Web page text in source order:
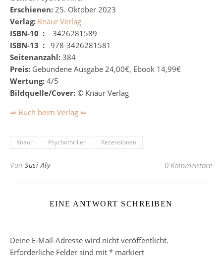
Erschienen: 25. Oktober 2023
Verlag: Knaur Verlag
ISBN-10 ‏ :
3426281589
ISBN-13 ‏ : 978-3426281581
Seitenanzahl: 384
Preis: Gebundene Ausgabe 24,00€, Ebook 14,99€
Wertung: 4/5
Bildquelle/Cover: © Knaur Verlag
⇒ Buch beim Verlag ⇐
Knaur Psychothriller Rezensionen
Von Susi Aly 0 Kommentare
EINE ANTWORT SCHREIBEN
Deine E-Mail-Adresse wird nicht veröffentlicht.
Erforderliche Felder sind mit * markiert